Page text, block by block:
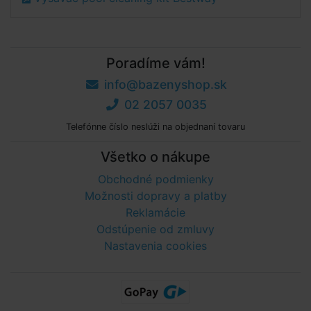
Poradíme vám!
info@bazenyshop.sk
02 2057 0035
Telefónne číslo neslúži na objednaní tovaru
Všetko o nákupe
Obchodné podmienky
Možnosti dopravy a platby
Reklamácie
Odstúpenie od zmluvy
Nastavenia cookies